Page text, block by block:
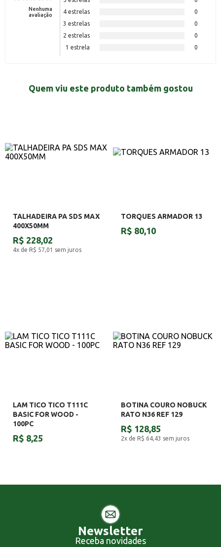
Nenhuma
avaliação
4 estrelas
0
3 estrelas
0
2 estrelas
0
1 estrela
0
Quem viu este produto também gostou
TALHADEIRA PA SDS MAX
400X50MM
R$ 228,02
4x de R$ 57,01 sem juros
TORQUES ARMADOR 13
R$ 80,10
LAM TICO TICO T111C
BASIC FOR WOOD -
100PC
R$ 8,25
BOTINA COURO NOBUCK
RATO N36 REF 129
R$ 128,85
2x de R$ 64,43 sem juros
Newsletter
Receba novidades